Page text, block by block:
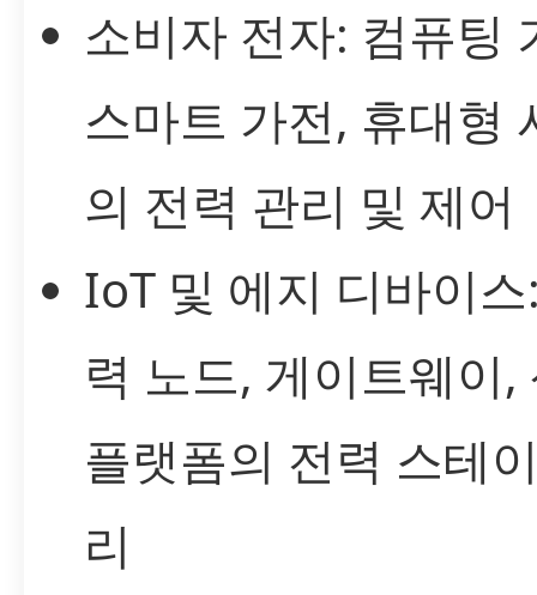
소비자 전자: 컴퓨팅
스마트 가전, 휴대형
의 전력 관리 및 제어
IoT 및 에지 디바이
력 노드, 게이트웨이,
플랫폼의 전력 스테
리